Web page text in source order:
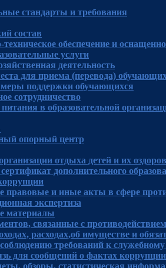
стандарты и требования
состав
обеспечение и
услуги
деятельность
для приема (перевода)
поддержки обучающихся
сотрудничество
в образовательной
опорный центр
отдыха детей и их
дополнительного
правовые и иные акты в сфере
экспертиза
материалы
связанные с
расходах,об имуществе и
требований к
для сообщений о фактах коррупции
обзоры, статистическая